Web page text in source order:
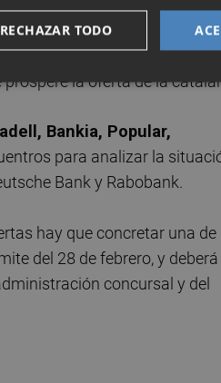
prospere la oferta de la
Bankia, Popular,
para analizar la
Bank y Rabobank.
hay que concretar una de
del 28 de febrero, y deberá
concursal y del
RECHAZAR TODO